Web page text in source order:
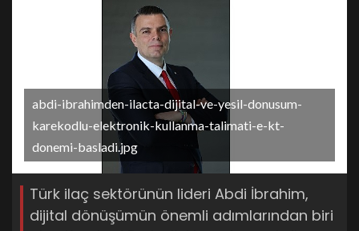
abdi-ibrahimden-ilacta-dijital-ve-yesil-donusum-
karekodlu-elektronik-kullanma-talimati-e-kt-
donemi-basladi.jpg
Türk ilaç sektörünün lideri Abdi İbrahim,
dijital dönüşümün önemli adımlarından biri